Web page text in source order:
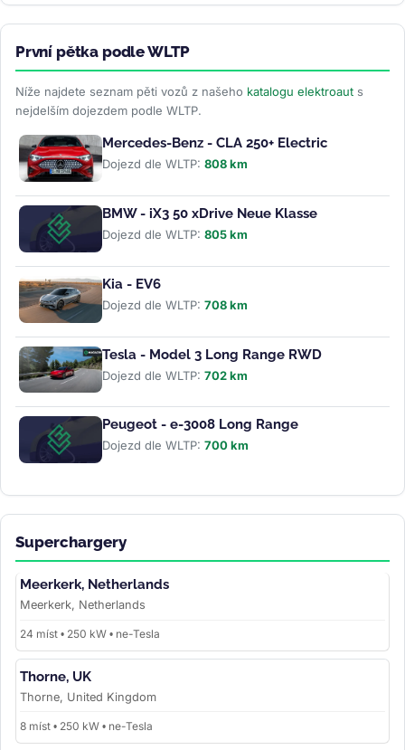
První pětka podle WLTP
Níže najdete seznam pěti vozů z našeho katalogu elektroaut s
nejdelším dojezdem podle WLTP.
Mercedes-Benz - CLA 250+ Electric
Dojezd dle WLTP: 808 km
BMW - iX3 50 xDrive Neue Klasse
Dojezd dle WLTP: 805 km
Kia - EV6
Dojezd dle WLTP: 708 km
Tesla - Model 3 Long Range RWD
Dojezd dle WLTP: 702 km
Peugeot - e-3008 Long Range
Dojezd dle WLTP: 700 km
Superchargery
Meerkerk, Netherlands
Meerkerk, Netherlands
24 míst • 250 kW • ne-Tesla
Thorne, UK
Thorne, United Kingdom
8 míst • 250 kW • ne-Tesla